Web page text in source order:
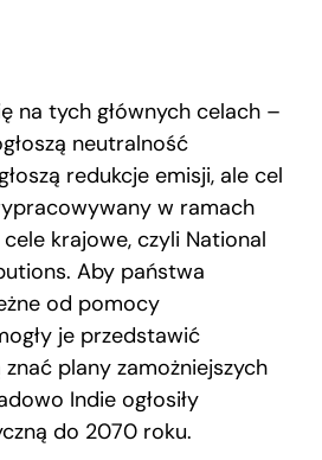
na tych głównych celach –
neutralność
redukcje emisji, ale cel
w ramach
krajowe, czyli National
Aby państwa
od pomocy
je przedstawić
plany zamożniejszych
Indie ogłosiły
do 2070 roku.